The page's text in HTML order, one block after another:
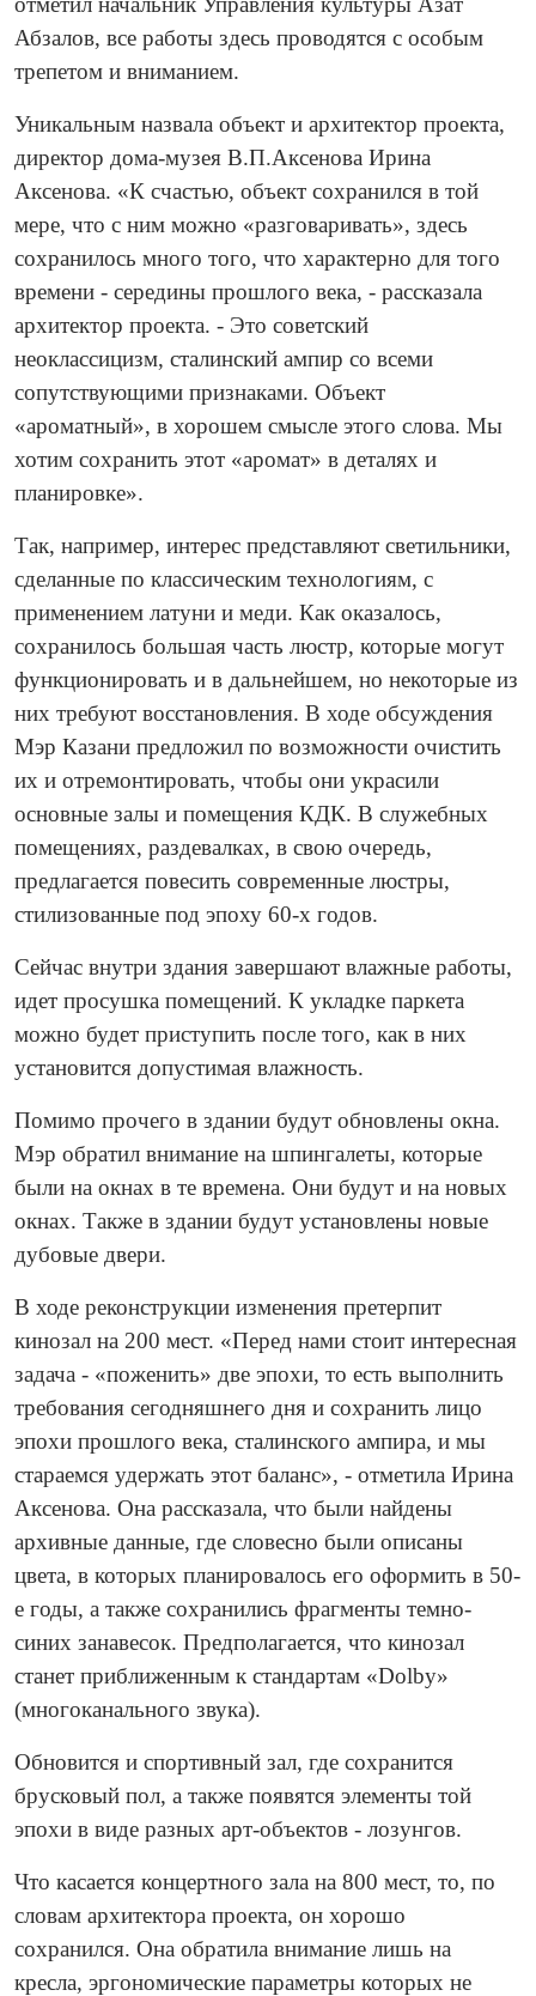
Абзалов, все работы здесь проводятся с особым
трепетом и вниманием.
Уникальным назвала объект и архитектор проекта,
директор дома-музея В.П.Аксенова Ирина
Аксенова. «К счастью, объект сохранился в той
мере, что с ним можно «разговаривать», здесь
сохранилось много того, что характерно для того
времени - середины прошлого века, - рассказала
архитектор проекта. - Это советский
неоклассицизм, сталинский ампир со всеми
сопутствующими признаками. Объект
«ароматный», в хорошем смысле этого слова. Мы
хотим сохранить этот «аромат» в деталях и
планировке».
Так, например, интерес представляют светильники,
сделанные по классическим технологиям, с
применением латуни и меди. Как оказалось,
сохранилось большая часть люстр, которые могут
функционировать и в дальнейшем, но некоторые из
них требуют восстановления. В ходе обсуждения
Мэр Казани предложил по возможности очистить
их и отремонтировать, чтобы они украсили
основные залы и помещения КДК. В служебных
помещениях, раздевалках, в свою очередь,
предлагается повесить современные люстры,
стилизованные под эпоху 60-х годов.
Сейчас внутри здания завершают влажные работы,
идет просушка помещений. К укладке паркета
можно будет приступить после того, как в них
установится допустимая влажность.
Помимо прочего в здании будут обновлены окна.
Мэр обратил внимание на шпингалеты, которые
были на окнах в те времена. Они будут и на новых
окнах. Также в здании будут установлены новые
дубовые двери.
В ходе реконструкции изменения претерпит
кинозал на 200 мест. «Перед нами стоит интересная
задача - «поженить» две эпохи, то есть выполнить
требования сегодняшнего дня и сохранить лицо
эпохи прошлого века, сталинского ампира, и мы
стараемся удержать этот баланс», - отметила Ирина
Аксенова. Она рассказала, что были найдены
архивные данные, где словесно были описаны
цвета, в которых планировалось его оформить в 50-
е годы, а также сохранились фрагменты темно-
синих занавесок. Предполагается, что кинозал
станет приближенным к стандартам «Dolby»
(многоканального звука).
Обновится и спортивный зал, где сохранится
брусковый пол, а также появятся элементы той
эпохи в виде разных арт-объектов - лозунгов.
Что касается концертного зала на 800 мест, то, по
словам архитектора проекта, он хорошо
сохранился. Она обратила внимание лишь на
кресла, эргономические параметры которых не